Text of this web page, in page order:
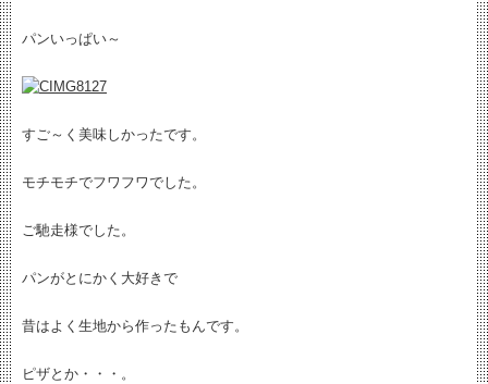
パンいっぱい～
すご～く美味しかったです。
モチモチでフワフワでした。
ご馳走様でした。
パンがとにかく大好きで
昔はよく生地から作ったもんです。
ピザとか・・・。